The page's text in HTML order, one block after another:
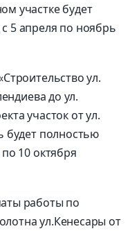
участке будет
5 апреля по ноябрь
ул.
до ул.
участок от ул.
будет полностью
10 октября
работы по
ул.Кенесары от